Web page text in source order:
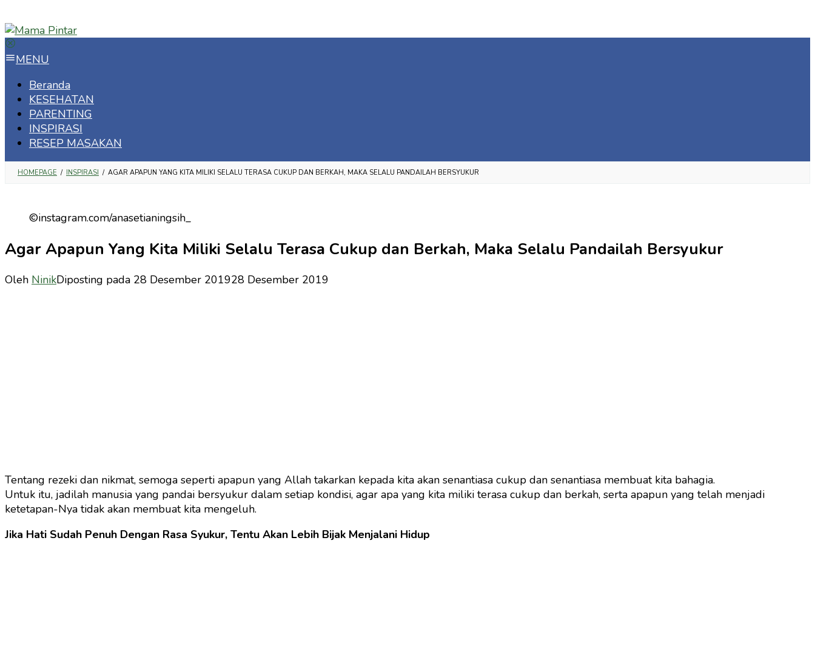
ke
konten
MENU
Beranda
KESEHATAN
PARENTING
INSPIRASI
RESEP MASAKAN
HOMEPAGE / INSPIRASI / AGAR APAPUN YANG KITA MILIKI SELALU TERASA CUKUP DAN BERKAH, MAKA SELALU PANDAILAH BERSYUKUR
©instagram.com/anasetianingsih_
Agar Apapun Yang Kita Miliki Selalu Terasa Cukup dan Berkah, Maka Selalu Pandailah Bersyukur
Oleh NinikDiposting pada 28 Desember 201928 Desember 2019
Tentang rezeki dan nikmat, semoga seperti apapun yang Allah takarkan kepada kita akan senantiasa cukup dan senantiasa membuat kita bahagia.
Untuk itu, jadilah manusia yang pandai bersyukur dalam setiap kondisi, agar apa yang kita miliki terasa cukup dan berkah, serta apapun yang telah menjadi
ketetapan-Nya tidak akan membuat kita mengeluh.
Jika Hati Sudah Penuh Dengan Rasa Syukur, Tentu Akan Lebih Bijak Menjalani Hidup